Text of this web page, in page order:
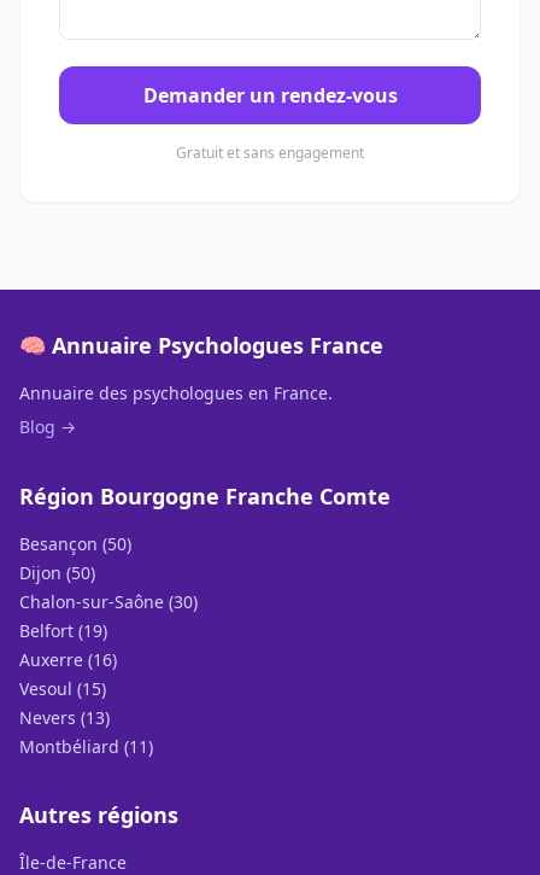
Demander un rendez-vous
Gratuit et sans engagement
🧠 Annuaire Psychologues France
Annuaire des psychologues en France.
Blog →
Région Bourgogne Franche Comte
Besançon (50)
Dijon (50)
Chalon-sur-Saône (30)
Belfort (19)
Auxerre (16)
Vesoul (15)
Nevers (13)
Montbéliard (11)
Autres régions
Île-de-France